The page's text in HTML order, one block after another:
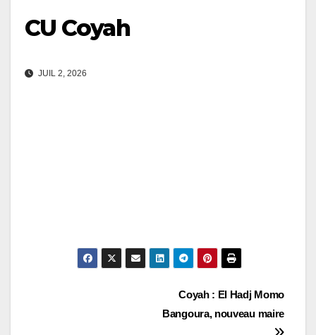
CU Coyah
JUIL 2, 2026
Coyah : El Hadj Momo
Bangoura, nouveau maire